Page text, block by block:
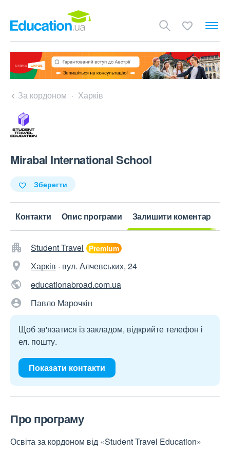
За кордоном Харків
Mirabal International School
Зберегти
Контакти Опис програми Залишити коментар
Student Travel
Харків · вул. Алчевських, 24
educationabroad.com.ua
Павло Марочкін
Щоб зв'язатися із закладом, відкрийте телефон і
ел. пошту.
Показати контакти
Про програму
Освіта за кордоном від «Student Travel Education»